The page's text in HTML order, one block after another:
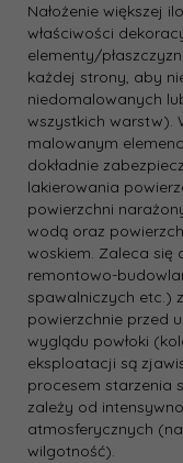
Nałożenie większej
właściwości
elementy/
każdej strony, aby
niedomalowanych
wszystkich warstw).
malowanym
dokładnie
lakierowania
powierzchni
wodą oraz
woskiem. Zaleca się
remontowo-
spawalniczych etc.)
powierzchnie przed
wyglądu powłoki
eksploatacji są
procesem starzenia
zależy od
atmosferycznych
wilgotność).